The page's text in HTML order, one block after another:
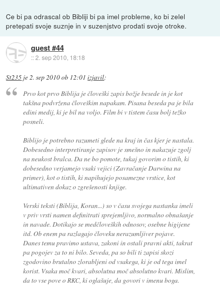
Ce bi pa odrascal ob Bibliji bi pa imel probleme, ko bi zelel
pretepati svoje suznje in v suzenjstvo prodati svoje otroke.
guest #44
::2. sep 2010, 18:18
St235 je2. sep 2010 ob 12:01 izjavil:
Prvo kot prvo Biblija je človeški zapis božje besede in je kot
takšna podvržena človeškim napakam. Pisana beseda pa je bila
edini medij, ki je bil na voljo. Film bi v tistem času bolj težko
posneli.
Biblijo je potrebno razumeti glede na kraj in čas kjer je nastala.
Dobesedno interpretiranje zapisov je smešno in nakazuje zgolj
na neukost bralca. Da ne bo pomote, tukaj govorim o tistih, ki
dobesedno verjamejo vsaki vejici (Zavračanje Darwina na
primer), kot o tistih, ki napihujejo posamezne vrstice, kot
ultimativen dokaz o zgrešenosti knjige.
Verski teksti (Biblija, Koran...) so v času svojega nastanka imeli
v priv vrsti namen definitrati sprejemljivo, normalno obnašanje
in navade. Dotikajo se medčloveških odnosov, osebne higijene
itd. Ob enem pa razlagajo človeku nerazumljiver pojave.
Danes temu pravimo ustava, zakoni in ostali pravni akti, takrat
pa pogojev za to ni bilo. Seveda, pa so bili ti zapisi skozi
zgodovino brutalno zlorabljeni od vsakega, ki je od tega imel
korist. Vsaka moč kvari, absolutna moč absolutno kvari. Mislim,
da to vse pove o RKC, ki oglašuje, da govori v imenu boga.